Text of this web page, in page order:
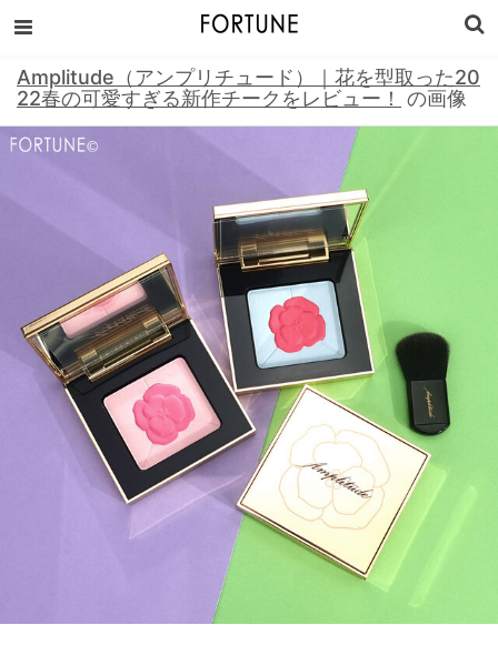
Amplitude（アンプリチュード）｜花を型取った20
22春の可愛すぎる新作チークをレビュー！
の画像